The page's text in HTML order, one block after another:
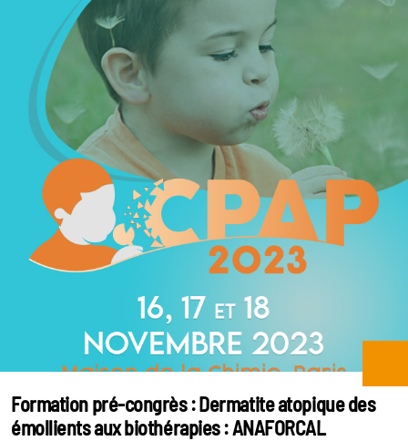
Formation pré-congrès : Dermatite atopique des
émollients aux biothérapies : ANAFORCAL